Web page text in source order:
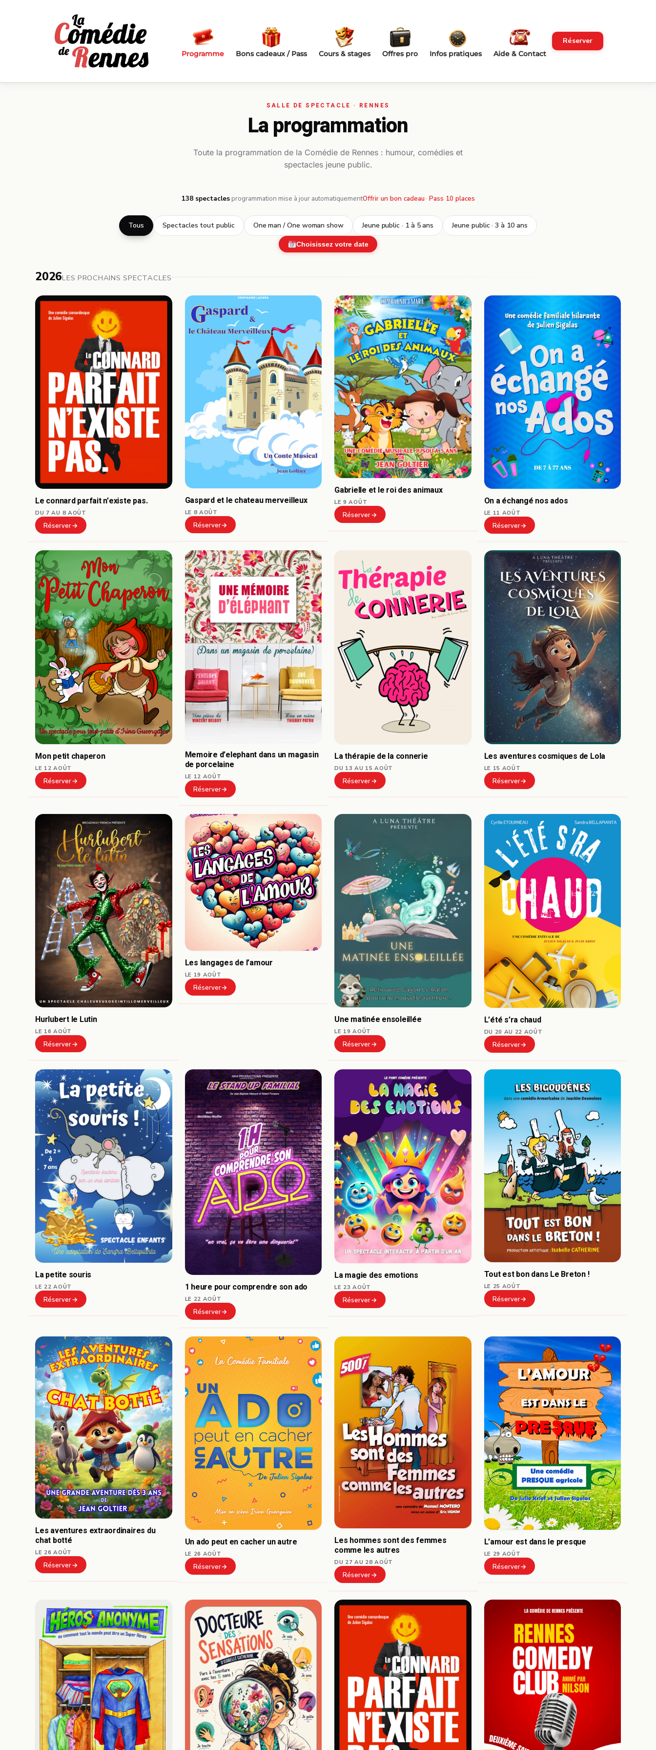
Passer au contenu principal
Programme Bons cadeaux / Pass Cours & stages Offres pro Infos pratiques Aide & Contact
Réserver
La programmation
Toute la programmation de la Comédie de Rennes : humour, comédies et
spectacles jeune public.
138 spectacles· programmation mise à jour automatiquementOffrir un bon cadeau · Pass 10 places
Tous Spectacles tout public One man / One woman show Jeune public · 1 à 5 ans Jeune public · 3 à 10 ans
Choisissez votre date
2026LES PROCHAINS SPECTACLES
Le connard parfait n’existe pas.
DU 7 AU 8 AOÛT
Réserver
Gaspard et le chateau merveilleux
LE 8 AOÛT
Réserver
Gabrielle et le roi des animaux
LE 9 AOÛT
Réserver
On a échangé nos ados
LE 11 AOÛT
Réserver
Mon petit chaperon
LE 12 AOÛT
Réserver
Memoire d’elephant dans un magasin
de porcelaine
LE 12 AOÛT
Réserver
La thérapie de la connerie
DU 13 AU 15 AOÛT
Réserver
Les aventures cosmiques de Lola
LE 15 AOÛT
Réserver
Hurlubert le Lutin
LE 16 AOÛT
Réserver
Les langages de l’amour
LE 19 AOÛT
Réserver
Une matinée ensoleillée
LE 19 AOÛT
Réserver
L’été s’ra chaud
DU 20 AU 22 AOÛT
Réserver
La petite souris
LE 22 AOÛT
Réserver
1 heure pour comprendre son ado
LE 22 AOÛT
Réserver
La magie des emotions
LE 23 AOÛT
Réserver
Tout est bon dans Le Breton !
LE 25 AOÛT
Réserver
Les aventures extraordinaires du
chat botté
LE 26 AOÛT
Réserver
Un ado peut en cacher un autre
LE 26 AOÛT
Réserver
Les hommes sont des femmes
comme les autres
DU 27 AU 28 AOÛT
Réserver
L’amour est dans le presque
LE 29 AOÛT
Réserver